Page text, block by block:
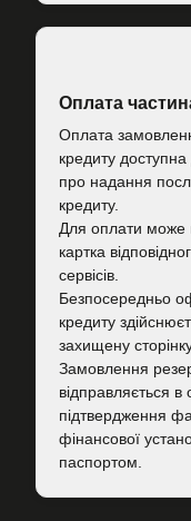
Оплата
Оплата
кредиту
про надання
кредиту.
Для оплати може
картка
сервісів.
Безпосередньо
кредиту
захищену
Замовлення
відправляється в
підтвердження
фінансової
паспортом.